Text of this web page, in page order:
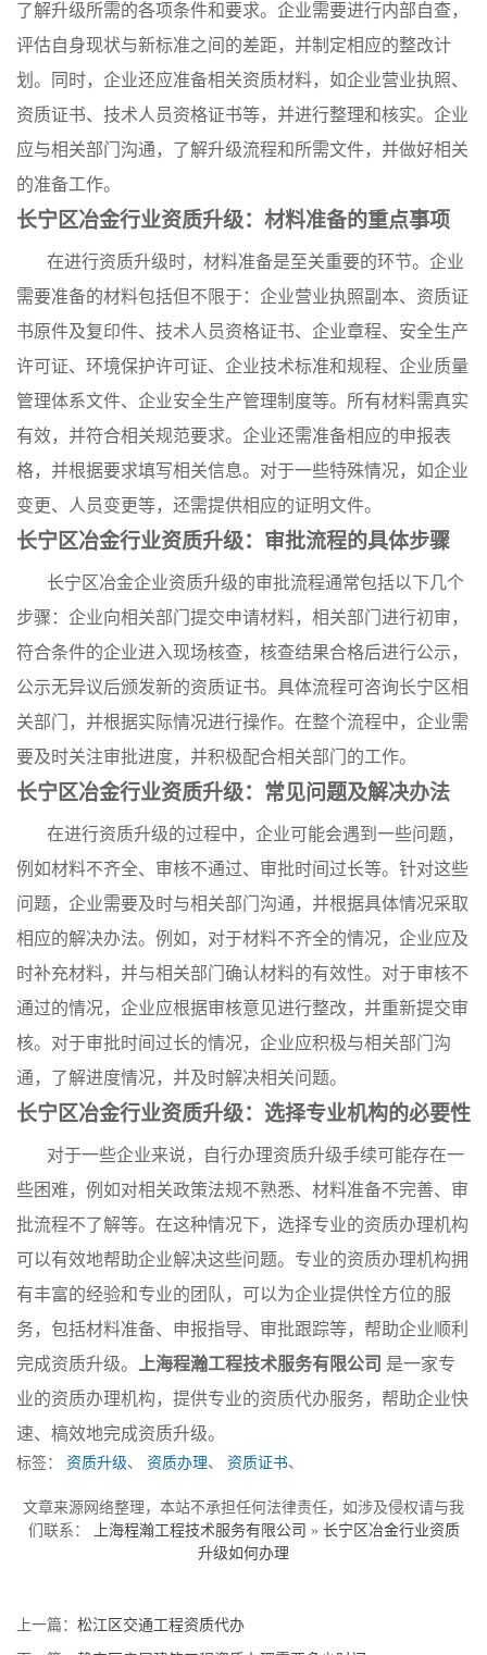
了解升级所需的各项条件和要求。企业需要进行内部自查，
评估自身现状与新标准之间的差距，并制定相应的整改计
划。同时，企业还应准备相关资质材料，如企业营业执照、
资质证书、技术人员资格证书等，并进行整理和核实。企业
应与相关部门沟通，了解升级流程和所需文件，并做好相关
的准备工作。
长宁区冶金行业资质升级：材料准备的重点事项
在进行资质升级时，材料准备是至关重要的环节。企业
需要准备的材料包括但不限于：企业营业执照副本、资质证
书原件及复印件、技术人员资格证书、企业章程、安全生产
许可证、环境保护许可证、企业技术标准和规程、企业质量
管理体系文件、企业安全生产管理制度等。所有材料需真实
有效，并符合相关规范要求。企业还需准备相应的申报表
格，并根据要求填写相关信息。对于一些特殊情况，如企业
变更、人员变更等，还需提供相应的证明文件。
长宁区冶金行业资质升级：审批流程的具体步骤
长宁区冶金企业资质升级的审批流程通常包括以下几个
步骤：企业向相关部门提交申请材料，相关部门进行初审，
符合条件的企业进入现场核查，核查结果合格后进行公示，
公示无异议后颁发新的资质证书。具体流程可咨询长宁区相
关部门，并根据实际情况进行操作。在整个流程中，企业需
要及时关注审批进度，并积极配合相关部门的工作。
长宁区冶金行业资质升级：常见问题及解决办法
在进行资质升级的过程中，企业可能会遇到一些问题，
例如材料不齐全、审核不通过、审批时间过长等。针对这些
问题，企业需要及时与相关部门沟通，并根据具体情况采取
相应的解决办法。例如，对于材料不齐全的情况，企业应及
时补充材料，并与相关部门确认材料的有效性。对于审核不
通过的情况，企业应根据审核意见进行整改，并重新提交审
核。对于审批时间过长的情况，企业应积极与相关部门沟
通，了解进度情况，并及时解决相关问题。
长宁区冶金行业资质升级：选择专业机构的必要性
对于一些企业来说，自行办理资质升级手续可能存在一
些困难，例如对相关政策法规不熟悉、材料准备不完善、审
批流程不了解等。在这种情况下，选择专业的资质办理机构
可以有效地帮助企业解决这些问题。专业的资质办理机构拥
有丰富的经验和专业的团队，可以为企业提供恮方位的服
务，包括材料准备、申报指导、审批跟踪等，帮助企业顺利
完成资质升级。
上海程瀚工程技术服务有限公司 是一家专
业的资质办理机构，提供专业的资质代办服务，帮助企业快
速、槁效地完成资质升级。
标签： 资质升级、 资质办理、 资质证书、
文章来源网络整理，本站不承担任何法律责任，如涉及侵权请与我
们联系：
上海程瀚工程技术服务有限公司 » 长宁区冶金行业资质
升级如何办理
上一篇： 松江区交通工程资质代办